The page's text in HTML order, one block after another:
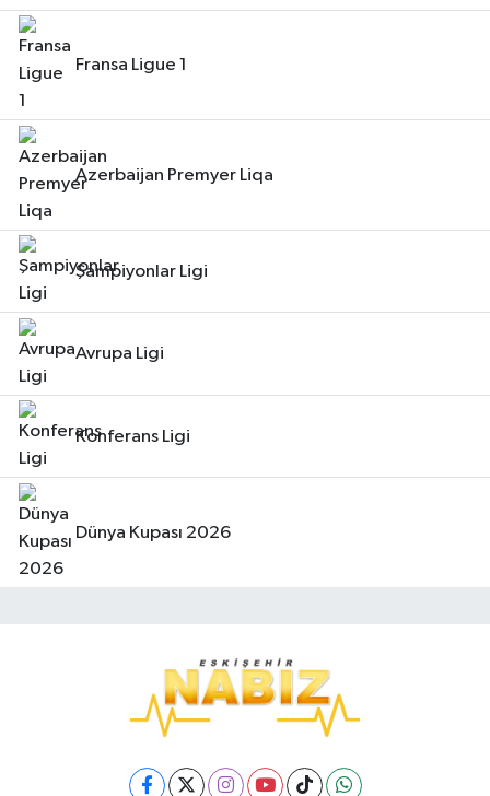
Fransa Ligue 1
Azerbaijan Premyer Liqa
Şampiyonlar Ligi
Avrupa Ligi
Konferans Ligi
Dünya Kupası 2026